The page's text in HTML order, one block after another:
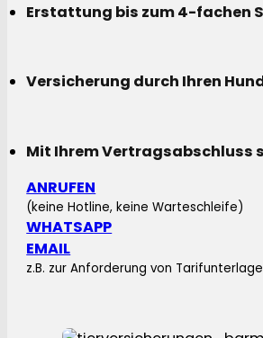
Erstattung bis zum 4-fachen
Versicherung durch Ihren
Mit Ihrem Vertragsabschluss
ANRUFEN
(keine Hotline, keine Warteschleife)
WHATSAPP
EMAIL
z.B. zur Anforderung von